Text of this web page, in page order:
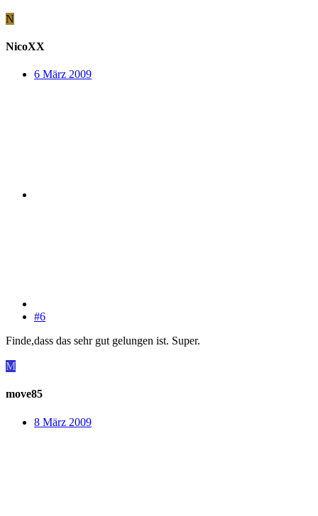
N
NicoXX
6 März 2009
#6
Finde,dass das sehr gut gelungen ist. Super.
M
move85
8 März 2009